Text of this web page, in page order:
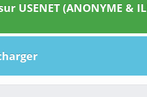
USENET (ANONYME &